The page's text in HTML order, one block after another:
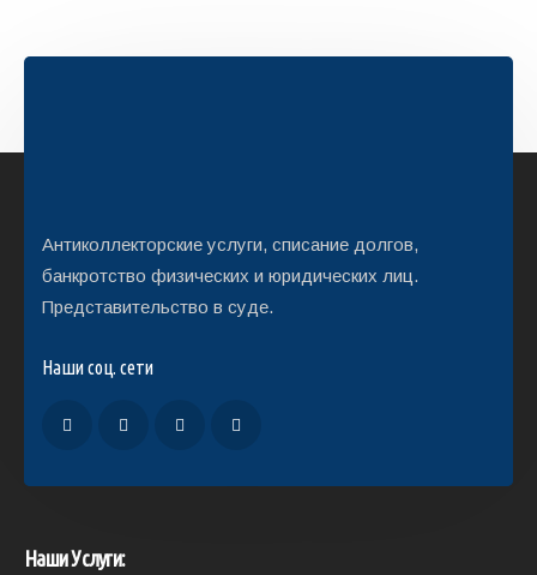
Антиколлекторские услуги, списание долгов,
банкротство физических и юридических лиц.
Представительство в суде.
Наши соц. сети
Наши Услуги: